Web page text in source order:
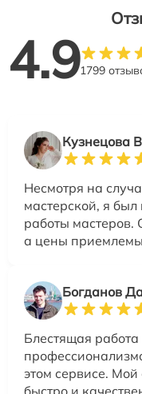
4.91799
Кузнецова
Несмотря на
мастерской, я
работы мастеров.
а цены
Богданов
Блестящая
этом сервисе.
быстро и